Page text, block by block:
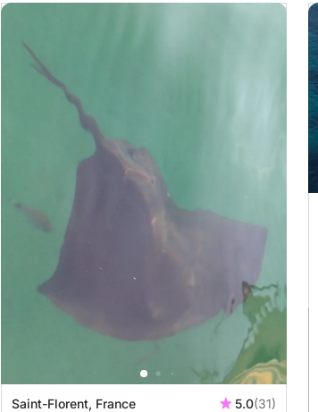
Saint-Florent, France 5.0(31)